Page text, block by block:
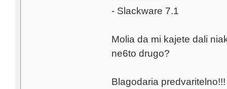
- Slackware 7.1
Molia da mi kajete dali
ne6to drugo?
Blagodaria predvaritelno!!!